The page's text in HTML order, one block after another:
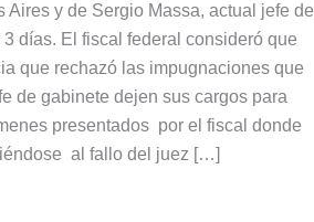
y de Sergio Massa, actual jefe de
días. El fiscal federal consideró que
que rechazó las impugnaciones que
de gabinete dejen sus cargos para
presentados por el fiscal donde
al fallo del juez […]